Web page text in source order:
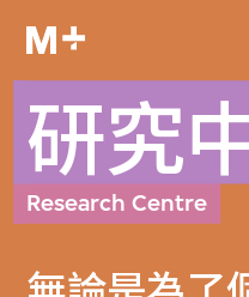
研究
Research Centre